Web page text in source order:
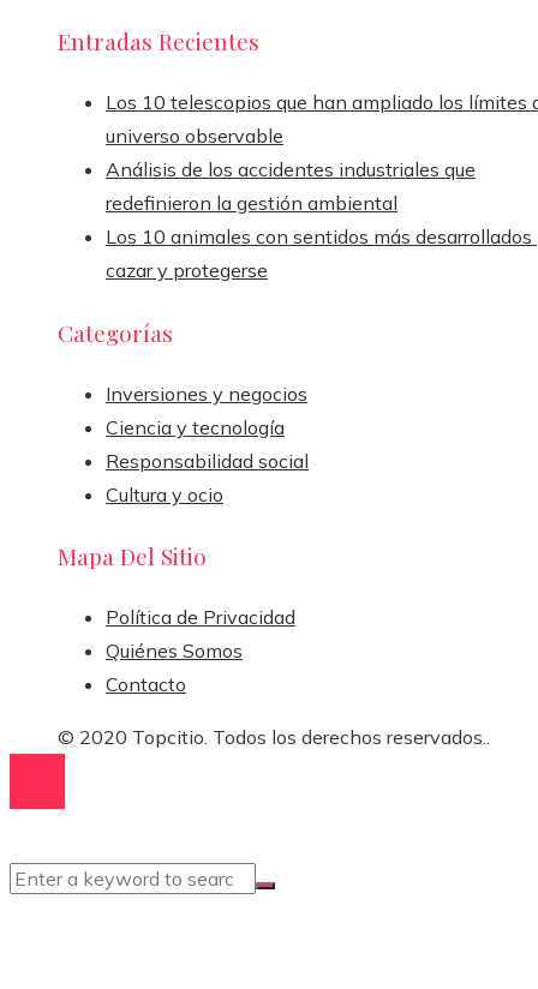
Entradas Recientes
Los 10 telescopios que han ampliado los límites
universo observable
Análisis de los accidentes industriales que
redefinieron la gestión ambiental
Los 10 animales con sentidos más desarrollados
cazar y protegerse
Categorías
Inversiones y negocios
Ciencia y tecnología
Responsabilidad social
Cultura y ocio
Mapa Del Sitio
Política de Privacidad
Quiénes Somos
Contacto
© 2020 Topcitio. Todos los derechos reservados..